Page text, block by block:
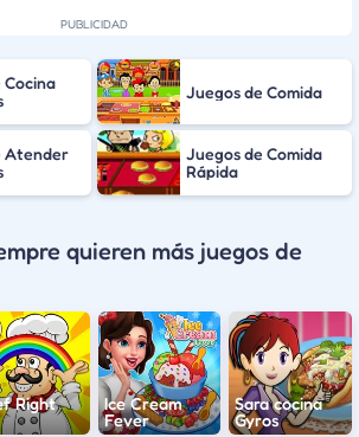
Cocina
Juegos de Comida
Atender
Juegos de Comida
Rápida
quieren más juegos de
Right
Ice Cream
Fever
Sara cocina
Gyros